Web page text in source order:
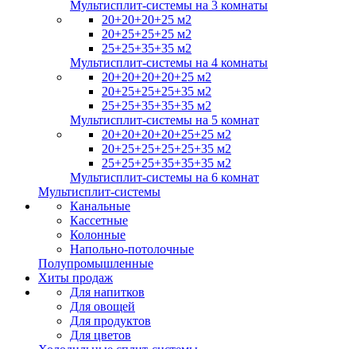
Мультисплит-системы на 3 комнаты
20+20+20+25 м2
20+25+25+25 м2
25+25+35+35 м2
Мультисплит-системы на 4 комнаты
20+20+20+20+25 м2
20+25+25+25+35 м2
25+25+35+35+35 м2
Мультисплит-системы на 5 комнат
20+20+20+20+25+25 м2
20+25+25+25+25+35 м2
25+25+25+35+35+35 м2
Мультисплит-системы на 6 комнат
Мультисплит-системы
Канальные
Кассетные
Колонные
Напольно-потолочные
Полупромышленные
Хиты продаж
Для напитков
Для овощей
Для продуктов
Для цветов